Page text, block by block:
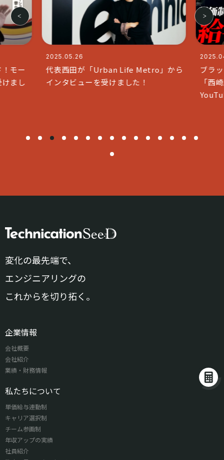
モー
まし
2025.05.26
代表西田が「Urban Life Metro」から
インタビューを受けました！
ブラ
「西
変化の最先端で、
エンジニアリングの
これからを切り拓く。
企業情報
会社概要
会社紹介
業績・財務情報
私たちについて
単価給与連動制
キャリア選択制
チーム参画制
年収アップの実績
社員紹介